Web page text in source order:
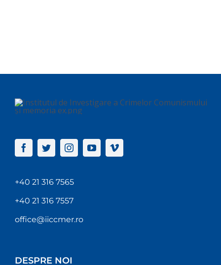
+40 21 316 7565
+40 21 316 7557
office@iiccmer.ro
DESPRE NOI